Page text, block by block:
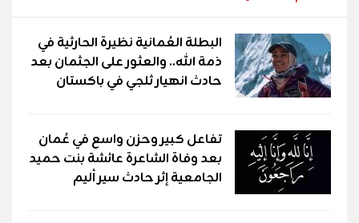
البطلة العُمانية نظيرة الحارثية في
ذمة الله.. والعثور على الجثمان بعد
حادث انهيار ثلجي في باكستان
تفاعل كبير وحزن واسع في عُمان
بعد وفاة الشاعرة عائشة بنت حميد
الجامعية إثر حادث سير أليم